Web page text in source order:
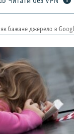
бажане джерело в